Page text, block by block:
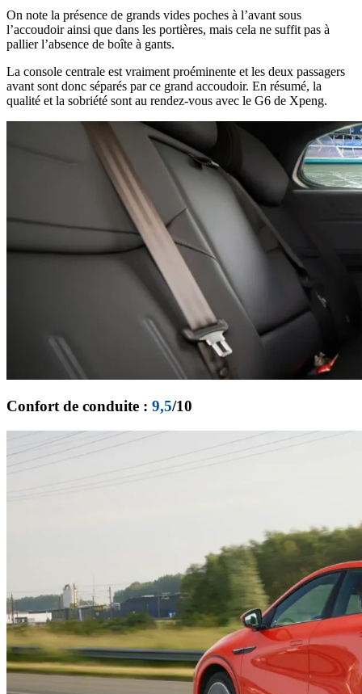
On note la présence de grands vides poches à l’avant sous
l’accoudoir ainsi que dans les portières, mais cela ne suffit pas à
pallier l’absence de boîte à gants.
La console centrale est vraiment proéminente et les deux passagers
avant sont donc séparés par ce grand accoudoir. En résumé, la
qualité et la sobriété sont au rendez-vous avec le G6 de Xpeng.
Confort de conduite : 9,5/10